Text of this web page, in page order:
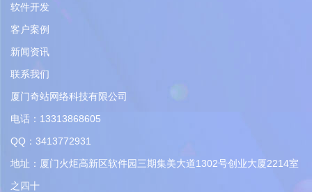
软件开发
客户案例
新闻资讯
联系我们
厦门奇站网络科技有限公司
电话：13313868605
QQ：3413772931
地址：厦门火炬高新区软件园三期集美大道1302号创业大厦2214室
之四十